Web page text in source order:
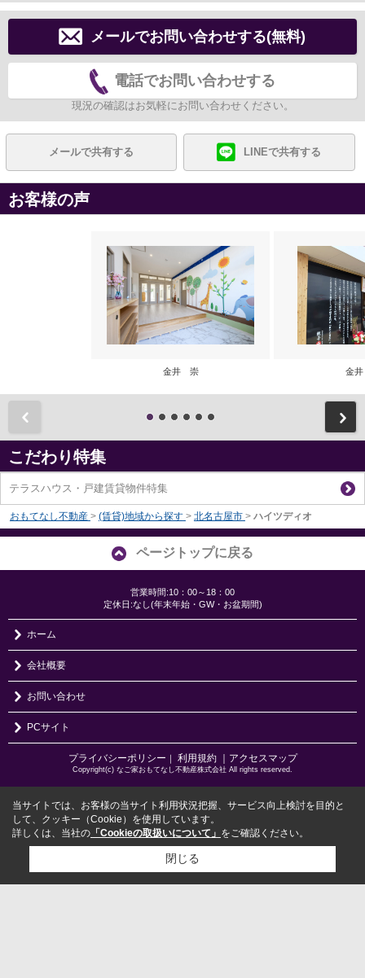
メールでお問い合わせする(無料)
電話でお問い合わせする
現況の確認はお気軽にお問い合わせください。
メールで共有する LINEで共有する
お客様の声
金井 崇 金
こだわり特集
テラスハウス・戸建賃貸物件特集
おもてなし不動産 > (賃貸)地域から探す > 北名古屋市 > ハイツディオ
ページトップに戻る
営業時間:10：00～18：00
定休日:なし(年末年始・GW・お盆期間)
ホーム
会社概要
お問い合わせ
PCサイト
プライバシーポリシー 利用規約 ｜アクセスマップ
Copyright(c) なご家おもてなし不動産株式会社 All rights reserved.
当サイトでは、お客様の当サイト利用状況把握、サービス向上検討を目的と
して、クッキー（Cookie）を使用しています。
詳しくは、当社の 「Cookieの取扱いについて」 をご確認ください。
閉じる